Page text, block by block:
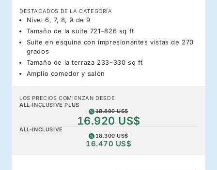
DESTACADOS DE LA CATEGORÍA
Nivel 6, 7, 8, 9 de 9
Tamaño de la suite 721–826 sq ft
Suite en esquina con impresionantes vistas de 270
grados
Tamaño de la terraza 233–330 sq ft
Amplio comedor y salón
LOS PRECIOS COMIENZAN DESDE
ALL-INCLUSIVE PLUS
18.800 US$
16.920 US$
ALL-INCLUSIVE
18.300 US$
16.470 US$